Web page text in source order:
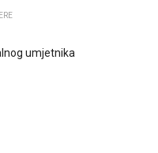
umjetnika